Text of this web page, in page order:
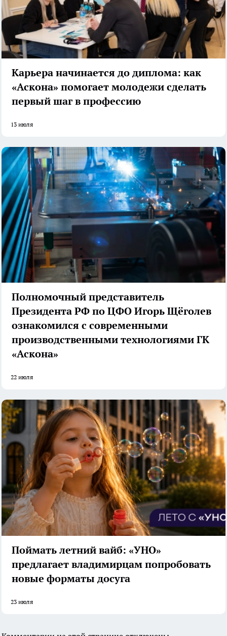
Карьера начинается до диплома: как
«Аскона» помогает молодежи сделать
первый шаг в профессию
13 июля
Полномочный представитель
Президента РФ по ЦФО Игорь Щёголев
ознакомился с современными
производственными технологиями ГК
«Аскона»
22 июля
Поймать летний вайб: «УНО»
предлагает владимирцам попробовать
новые форматы досуга
23 июля